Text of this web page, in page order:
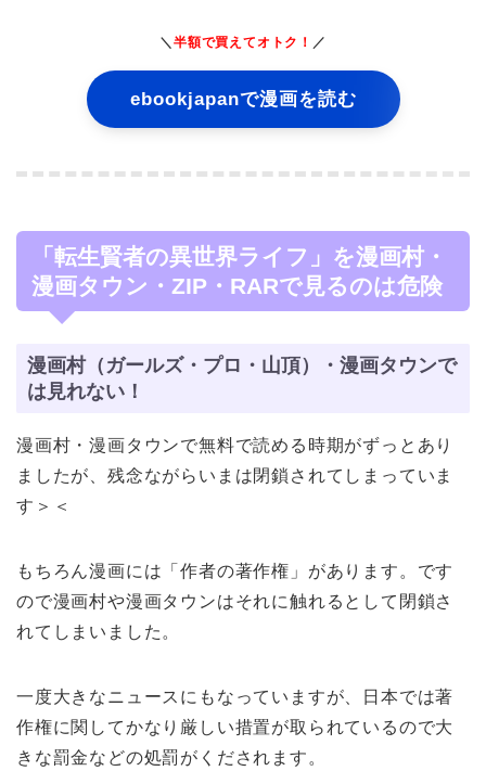
＼ 半額で買えてオトク！ ／
ebookjapanで漫画を読む
「転生賢者の異世界ライフ」を漫画村・
漫画タウン・ZIP・RARで見るのは危険
漫画村（ガールズ・プロ・山頂）・漫画タウンで
は見れない！
漫画村・漫画タウンで無料で読める時期がずっとあり
ましたが、残念ながらいまは閉鎖されてしまっていま
す＞＜
もちろん漫画には「作者の著作権」があります。です
ので漫画村や漫画タウンはそれに触れるとして閉鎖さ
れてしまいました。
一度大きなニュースにもなっていますが、日本では著
作権に関してかなり厳しい措置が取られているので大
きな罰金などの処罰がくだされます。